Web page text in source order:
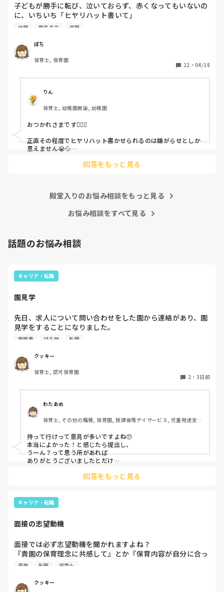
子どもが勝手に転び、泣いておらず、赤くなってもいないの
に、いちいち「ヒヤリハット書いて」
と書かされ
（そう言う本人は書かない）
しかも、上司に↑この内容でも
ちゃんと考えて対策を練って書き込むようにと。
呼ばれて一緒に対策を考えさせられること多数
これだけで30〜40分拘束されて辛いです
皆さんの園はどうですか?
休憩 園長先生 退職
ぽち
保育士, 保育園
22 ・ 04/18
りん
保育士, 幼稚園教諭, 幼稚園
おつかれさまです🙇🏻‍♀️
正直その程度でヒヤリハット書かせられるのは嫌がらせとしか
思えません😭💦
回答をもっと見る
殿堂入りのお悩み相談をもっと見る
お悩み相談をすべて見る
話題のお悩み相談
キャリア・転職
園見学
先日、求人について問い合わせをした園から連絡があり、園
見学をすることになりました。
私としては求人に応募したという認識ですが、『園見学をご
問しましたが、見学なので特にありませんとのこと
このような場合は本当に見学だけで終了なのでしょうか？
でしょうか？
履歴書 持ち物 転職
クッキー
保育士, 認可保育園
2 ・ 3日前
わたあめ
保育士, その他の職種, 保育園, 放課後等デイサービス, 児童発達支援
持って行けって意見が多いですよね🥺
本当によかった！と感じたら提出し、
うーん？って思う所があれば
ありがとうございましたとだけ
回答をもっと見る
キャリア・転職
面接の志望動機
面接では必ず志望動機を聞かれますよね？
『貴園の保育理念に共感して』とか『保育内容が自分に合っ
てると思いました』等々が多いかと思いますが、実際はどう
私自身、園の雰囲気とか園の規模、保育内容は勘案しますが
面接 転職 保育士
クッキー